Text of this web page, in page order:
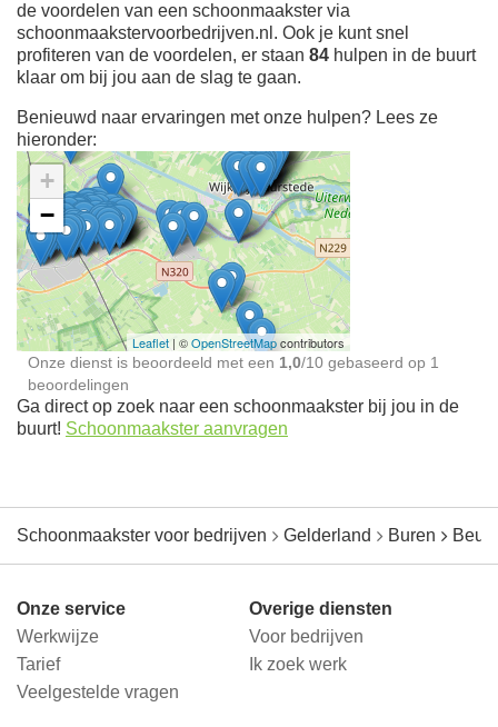
de voordelen van een schoonmaakster via
schoonmaakstervoorbedrijven.nl. Ook je kunt snel
profiteren van de voordelen, er staan 84 hulpen in de buurt
klaar om bij jou aan de slag te gaan.
Benieuwd naar ervaringen met onze hulpen? Lees ze
hieronder:
Ontdek meer ervaringen
Schoonmaakster bij
jou in de buurt
+
−
Leaflet | ©OpenStreetMapcontributors
Onze dienst is beoordeeld met een 1,0/10 gebaseerd op 1
beoordelingen
Ga direct op zoek naar een schoonmaakster bij jou in de
buurt! Schoonmaakster aanvragen
Schoonmaakster voor bedrijven Gelderland Buren
Onze service
Werkwijze
Tarief
Veelgestelde vragen
Overige diensten
Voor bedrijven
Ik zoek werk